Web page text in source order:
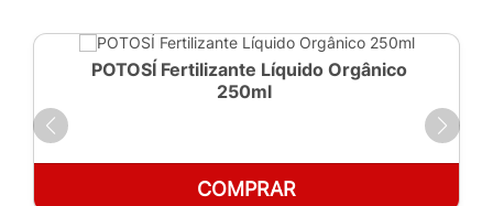
POTOSÍ Fertilizante Líquido Orgânico
250ml
COMPRAR